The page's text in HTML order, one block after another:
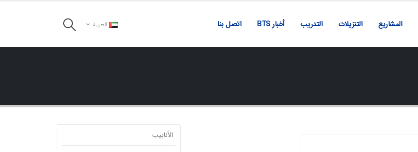
المشاريع التنزيلات التدريب أخبار BTS اتصل بنا العربية
الأنابيب